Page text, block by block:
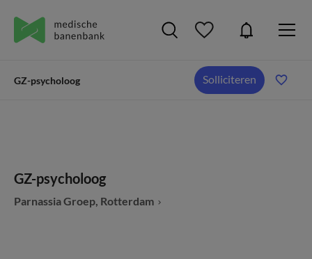
GZ-psycholoog Solliciteren
GZ-psycholoog
Parnassia Groep, Rotterdam